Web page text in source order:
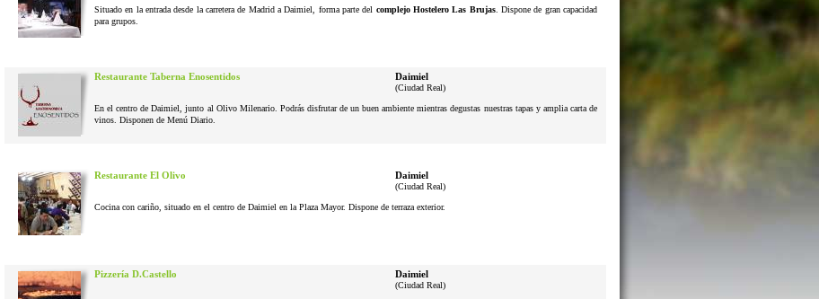
Situado en la entrada desde la carretera de Madrid a Daimiel, forma parte del complejo Hostelero Las Brujas. Dispone de gran capacidad
para grupos.
Restaurante Taberna Enosentidos Daimiel
(Ciudad Real)
En el centro de Daimiel, junto al Olivo Milenario. Podrás disfrutar de un buen ambiente mientras degustas nuestras tapas y amplia carta de
vinos. Disponen de Menú Diario.
Restaurante El Olivo Daimiel
(Ciudad Real)
Cocina con cariño, situado en el centro de Daimiel en la Plaza Mayor. Dispone de terraza exterior.
Pizzería D.Castello Daimiel
(Ciudad Real)